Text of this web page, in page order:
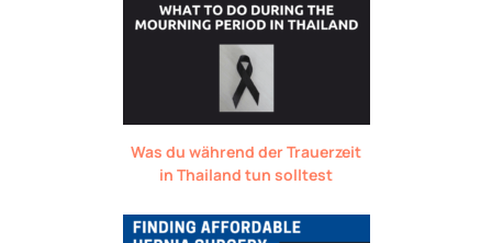
Was du während der Trauerzeit
in Thailand tun solltest